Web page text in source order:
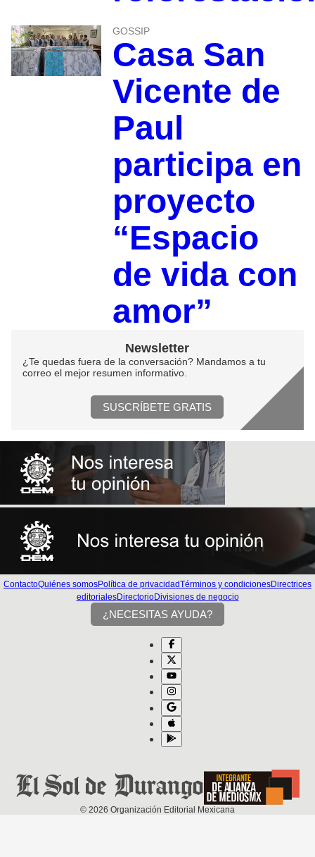
GOSSIP
Casa San
Vicente de
Paul
participa en
proyecto
“Espacio
de vida con
amor”
Newsletter
¿Te quedas fuera de la conversación? Mandamos a tu
correo el mejor resumen informativo.
SUSCRÍBETE GRATIS
ContactoQuiénes somosPolítica de privacidadTérminos y condicionesDirectrices
editorialesDirectorioDivisiones de negocio
¿NECESITAS AYUDA?
© 2026 Organización Editorial Mexicana